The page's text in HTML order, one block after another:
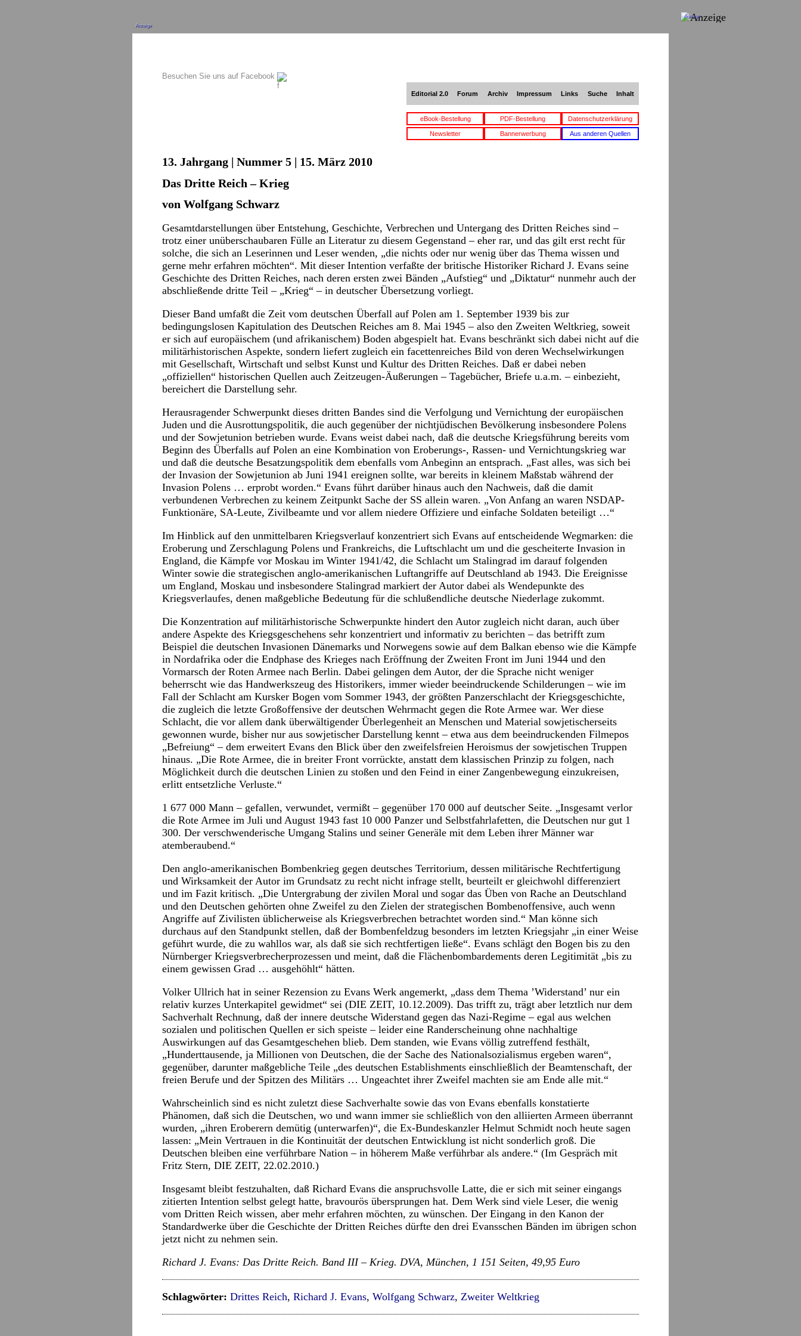
Anzeige
Besuchen Sie uns auf Facebook
Editorial 2.0 Forum Archiv Impressum Links Suche Inhalt
eBook-Bestellung PDF-Bestellung Datenschutzerklärung
Newsletter Bannerwerbung Aus anderen Quellen
13. Jahrgang | Nummer 5 | 15. März 2010
Das Dritte Reich – Krieg
von Wolfgang Schwarz
Gesamtdarstellungen über Entstehung, Geschichte, Verbrechen und Untergang des Dritten Reiches sind –
trotz einer unüberschaubaren Fülle an Literatur zu diesem Gegenstand – eher rar, und das gilt erst recht für
solche, die sich an Leserinnen und Leser wenden, „die nichts oder nur wenig über das Thema wissen und
gerne mehr erfahren möchten“. Mit dieser Intention verfaßte der britische Historiker Richard J. Evans seine
Geschichte des Dritten Reiches, nach deren ersten zwei Bänden „Aufstieg“ und „Diktatur“ nunmehr auch der
abschließende dritte Teil – „Krieg“ – in deutscher Übersetzung vorliegt.
Dieser Band umfaßt die Zeit vom deutschen Überfall auf Polen am 1. September 1939 bis zur
bedingungslosen Kapitulation des Deutschen Reiches am 8. Mai 1945 – also den Zweiten Weltkrieg, soweit
er sich auf europäischem (und afrikanischem) Boden abgespielt hat. Evans beschränkt sich dabei nicht auf die
militärhistorischen Aspekte, sondern liefert zugleich ein facettenreiches Bild von deren Wechselwirkungen
mit Gesellschaft, Wirtschaft und selbst Kunst und Kultur des Dritten Reiches. Daß er dabei neben
„offiziellen“ historischen Quellen auch Zeitzeugen-Äußerungen – Tagebücher, Briefe u.a.m. – einbezieht,
bereichert die Darstellung sehr.
Herausragender Schwerpunkt dieses dritten Bandes sind die Verfolgung und Vernichtung der europäischen
Juden und die Ausrottungspolitik, die auch gegenüber der nichtjüdischen Bevölkerung insbesondere Polens
und der Sowjetunion betrieben wurde. Evans weist dabei nach, daß die deutsche Kriegsführung bereits vom
Beginn des Überfalls auf Polen an eine Kombination von Eroberungs-, Rassen- und Vernichtungskrieg war
und daß die deutsche Besatzungspolitik dem ebenfalls vom Anbeginn an entsprach. „Fast alles, was sich bei
der Invasion der Sowjetunion ab Juni 1941 ereignen sollte, war bereits in kleinem Maßstab während der
Invasion Polens … erprobt worden.“ Evans führt darüber hinaus auch den Nachweis, daß die damit
verbundenen Verbrechen zu keinem Zeitpunkt Sache der SS allein waren. „Von Anfang an waren NSDAP-
Funktionäre, SA-Leute, Zivilbeamte und vor allem niedere Offiziere und einfache Soldaten beteiligt …“
Im Hinblick auf den unmittelbaren Kriegsverlauf konzentriert sich Evans auf entscheidende Wegmarken: die
Eroberung und Zerschlagung Polens und Frankreichs, die Luftschlacht um und die gescheiterte Invasion in
England, die Kämpfe vor Moskau im Winter 1941/42, die Schlacht um Stalingrad im darauf folgenden
Winter sowie die strategischen anglo-amerikanischen Luftangriffe auf Deutschland ab 1943. Die Ereignisse
um England, Moskau und insbesondere Stalingrad markiert der Autor dabei als Wendepunkte des
Kriegsverlaufes, denen maßgebliche Bedeutung für die schlußendliche deutsche Niederlage zukommt.
Die Konzentration auf militärhistorische Schwerpunkte hindert den Autor zugleich nicht daran, auch über
andere Aspekte des Kriegsgeschehens sehr konzentriert und informativ zu berichten – das betrifft zum
Beispiel die deutschen Invasionen Dänemarks und Norwegens sowie auf dem Balkan ebenso wie die Kämpfe
in Nordafrika oder die Endphase des Krieges nach Eröffnung der Zweiten Front im Juni 1944 und den
Vormarsch der Roten Armee nach Berlin. Dabei gelingen dem Autor, der die Sprache nicht weniger
beherrscht wie das Handwerkszeug des Historikers, immer wieder beeindruckende Schilderungen – wie im
Fall der Schlacht am Kursker Bogen vom Sommer 1943, der größten Panzerschlacht der Kriegsgeschichte,
die zugleich die letzte Großoffensive der deutschen Wehrmacht gegen die Rote Armee war. Wer diese
Schlacht, die vor allem dank überwältigender Überlegenheit an Menschen und Material sowjetischerseits
gewonnen wurde, bisher nur aus sowjetischer Darstellung kennt – etwa aus dem beeindruckenden Filmepos
„Befreiung“ – dem erweitert Evans den Blick über den zweifelsfreien Heroismus der sowjetischen Truppen
hinaus. „Die Rote Armee, die in breiter Front vorrückte, anstatt dem klassischen Prinzip zu folgen, nach
Möglichkeit durch die deutschen Linien zu stoßen und den Feind in einer Zangenbewegung einzukreisen,
erlitt entsetzliche Verluste.“
1 677 000 Mann – gefallen, verwundet, vermißt – gegenüber 170 000 auf deutscher Seite. „Insgesamt verlor
die Rote Armee im Juli und August 1943 fast 10 000 Panzer und Selbstfahrlafetten, die Deutschen nur gut 1
300. Der verschwenderische Umgang Stalins und seiner Generäle mit dem Leben ihrer Männer war
atemberaubend.“
Den anglo-amerikanischen Bombenkrieg gegen deutsches Territorium, dessen militärische Rechtfertigung
und Wirksamkeit der Autor im Grundsatz zu recht nicht infrage stellt, beurteilt er gleichwohl differenziert
und im Fazit kritisch. „Die Untergrabung der zivilen Moral und sogar das Üben von Rache an Deutschland
und den Deutschen gehörten ohne Zweifel zu den Zielen der strategischen Bombenoffensive, auch wenn
Angriffe auf Zivilisten üblicherweise als Kriegsverbrechen betrachtet worden sind.“ Man könne sich
durchaus auf den Standpunkt stellen, daß der Bombenfeldzug besonders im letzten Kriegsjahr „in einer Weise
geführt wurde, die zu wahllos war, als daß sie sich rechtfertigen ließe“. Evans schlägt den Bogen bis zu den
Nürnberger Kriegsverbrecherprozessen und meint, daß die Flächenbombardements deren Legitimität „bis zu
einem gewissen Grad … ausgehöhlt“ hätten.
Volker Ullrich hat in seiner Rezension zu Evans Werk angemerkt, „dass dem Thema ’Widerstand’ nur ein
relativ kurzes Unterkapitel gewidmet“ sei (DIE ZEIT, 10.12.2009). Das trifft zu, trägt aber letztlich nur dem
Sachverhalt Rechnung, daß der innere deutsche Widerstand gegen das Nazi-Regime – egal aus welchen
sozialen und politischen Quellen er sich speiste – leider eine Randerscheinung ohne nachhaltige
Auswirkungen auf das Gesamtgeschehen blieb. Dem standen, wie Evans völlig zutreffend festhält,
„Hunderttausende, ja Millionen von Deutschen, die der Sache des Nationalsozialismus ergeben waren“,
gegenüber, darunter maßgebliche Teile „des deutschen Establishments einschließlich der Beamtenschaft, der
freien Berufe und der Spitzen des Militärs … Ungeachtet ihrer Zweifel machten sie am Ende alle mit.“
Wahrscheinlich sind es nicht zuletzt diese Sachverhalte sowie das von Evans ebenfalls konstatierte
Phänomen, daß sich die Deutschen, wo und wann immer sie schließlich von den alliierten Armeen überrannt
wurden, „ihren Eroberern demütig (unterwarfen)“, die Ex-Bundeskanzler Helmut Schmidt noch heute sagen
lassen: „Mein Vertrauen in die Kontinuität der deutschen Entwicklung ist nicht sonderlich groß. Die
Deutschen bleiben eine verführbare Nation – in höherem Maße verführbar als andere.“ (Im Gespräch mit
Fritz Stern, DIE ZEIT, 22.02.2010.)
Insgesamt bleibt festzuhalten, daß Richard Evans die anspruchsvolle Latte, die er sich mit seiner eingangs
zitierten Intention selbst gelegt hatte, bravourös übersprungen hat. Dem Werk sind viele Leser, die wenig
vom Dritten Reich wissen, aber mehr erfahren möchten, zu wünschen. Der Eingang in den Kanon der
Standardwerke über die Geschichte der Dritten Reiches dürfte den drei Evansschen Bänden im übrigen schon
jetzt nicht zu nehmen sein.
Richard J. Evans: Das Dritte Reich. Band III – Krieg. DVA, München, 1 151 Seiten, 49,95 Euro
Schlagwörter: Drittes Reich, Richard J. Evans, Wolfgang Schwarz, Zweiter Weltkrieg
Anzeige